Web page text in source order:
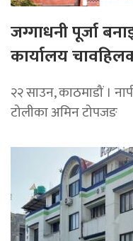
जग्गाधनी पूर्जा
कार्यालय
२२ साउन, काठमाडौं ।
टोलीका अमिन टोपजङ